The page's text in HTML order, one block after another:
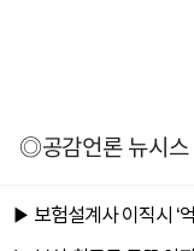
◎공감언론 뉴시스